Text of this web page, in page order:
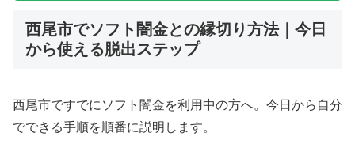
西尾市でソフト闇金との縁切り方法｜今日
から使える脱出ステップ
西尾市ですでにソフト闇金を利用中の方へ。今日から自分
でできる手順を順番に説明します。